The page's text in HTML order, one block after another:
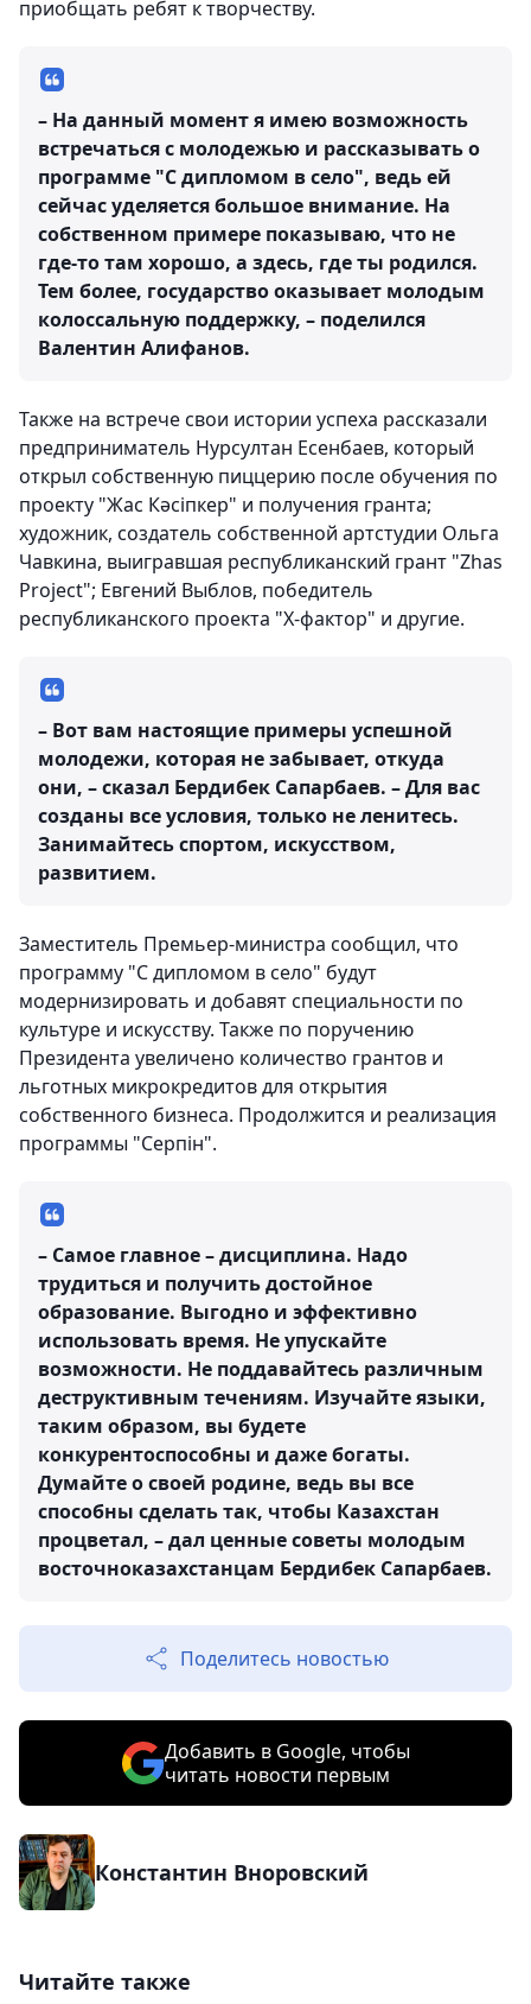
приобщать ребят к творчеству.
– На данный момент я имею возможность
встречаться с молодежью и рассказывать о
программе "С дипломом в село", ведь ей
сейчас уделяется большое внимание. На
собственном примере показываю, что не
где-то там хорошо, а здесь, где ты родился.
Тем более, государство оказывает молодым
колоссальную поддержку, – поделился
Валентин Алифанов.
Также на встрече свои истории успеха рассказали
предприниматель Нурсултан Есенбаев, который
открыл собственную пиццерию после обучения по
проекту "Жас Кәсіпкер" и получения гранта;
художник, создатель собственной артстудии Ольга
Чавкина, выигравшая республиканский грант "Zhas
Project"; Евгений Выблов, победитель
республиканского проекта "Х-фактор" и другие.
– Вот вам настоящие примеры успешной
молодежи, которая не забывает, откуда
они, – сказал Бердибек Сапарбаев. – Для вас
созданы все условия, только не ленитесь.
Занимайтесь спортом, искусством,
развитием.
Заместитель Премьер-министра сообщил, что
программу "С дипломом в село" будут
модернизировать и добавят специальности по
культуре и искусству. Также по поручению
Президента увеличено количество грантов и
льготных микрокредитов для открытия
собственного бизнеса. Продолжится и реализация
программы "Серпiн".
– Самое главное – дисциплина. Надо
трудиться и получить достойное
образование. Выгодно и эффективно
использовать время. Не упускайте
возможности. Не поддавайтесь различным
деструктивным течениям. Изучайте языки,
таким образом, вы будете
конкурентоспособны и даже богаты.
Думайте о своей родине, ведь вы все
способны сделать так, чтобы Казахстан
процветал, – дал ценные советы молодым
восточноказахстанцам Бердибек Сапарбаев.
Поделитесь новостью
Добавить в Google, чтобы
читать новости первым
Константин Вноровский
Читайте также